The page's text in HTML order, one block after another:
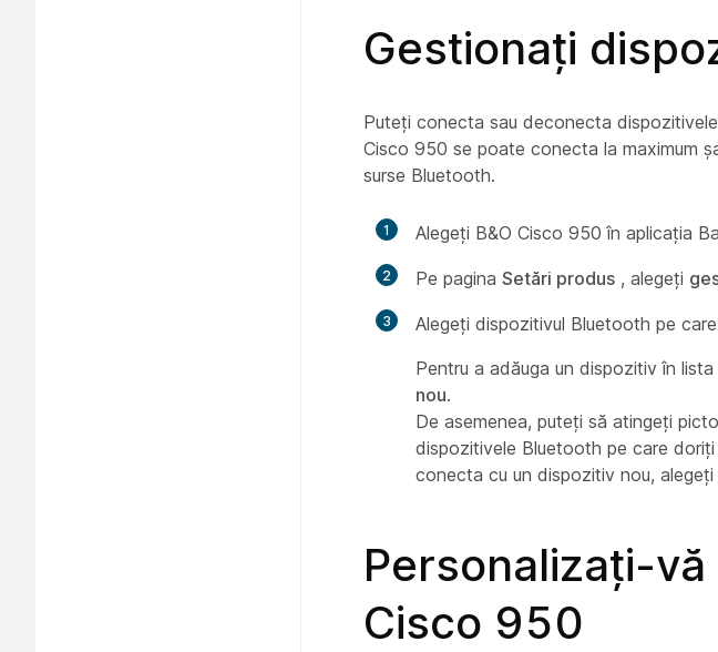
Gestionați
Puteți conecta sau deconecta
Cisco 950 se poate conecta la maximum
surse Bluetooth.
1 Alegeți B&O Cisco 950 în aplicația
2 Pe pagina Setări produs , alegeți
3
Alegeți dispozitivul Bluetooth pe
Pentru a adăuga un dispozitiv în
nou.
De asemenea, puteți să atingeți
dispozitivele Bluetooth pe care
conecta cu un dispozitiv nou, alegeți
Personalizați-
Cisco 950